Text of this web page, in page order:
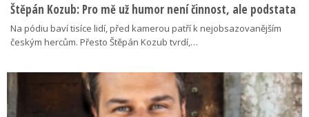
Štěpán Kozub: Pro mě už humor není činnost, ale podstata
Na pódiu baví tisíce lidí, před kamerou patří k nejobsazovanějším
českým hercům. Přesto Štěpán Kozub tvrdí,…